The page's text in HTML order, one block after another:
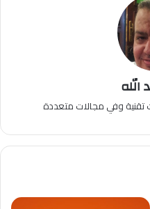
الله
تقنية وفي مجالات متعددة